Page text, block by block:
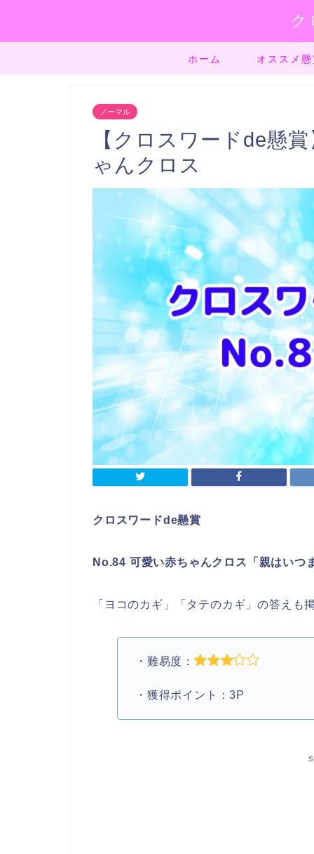
ク
ホーム オススメ
ノーマル
【クロスワードde懸
ゃんクロス
クロスワードde懸賞
No.84 可愛い赤ちゃんクロス「親はいつ
「ヨコのカギ」「タテのカギ」の答え
・難易度：
・獲得ポイント：3P